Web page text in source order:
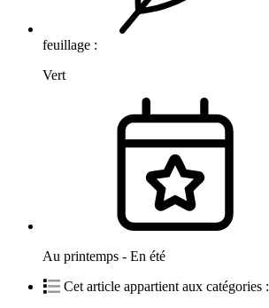
feuillage :
Vert
Au printemps - En été
Cet article appartient aux catégories :